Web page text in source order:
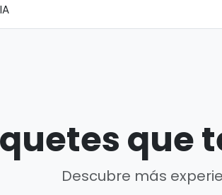
que
Descubre más